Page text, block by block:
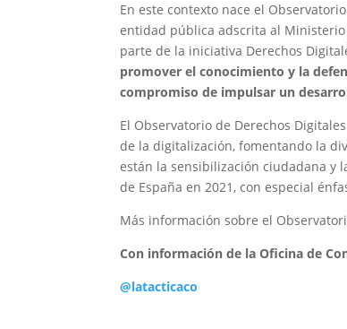
En este contexto nace el
entidad pública adscrita al
parte de la iniciativa Derechos
promover el conocimiento y la
compromiso de impulsar un
El Observatorio de Derechos
de la digitalización, fomentando la
están la sensibilización ciudadana y
de España en 2021, con especial
Más información sobre el
Con información de la Oficina de
@latacticaco